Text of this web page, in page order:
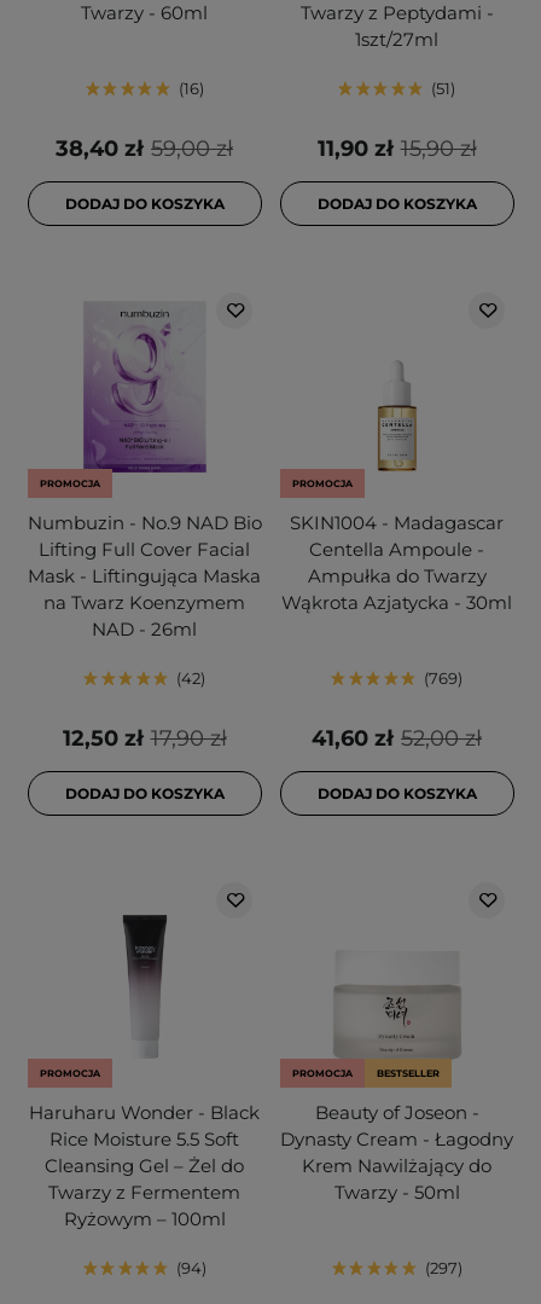
Twarzy - 60ml
16
59,00 zł
38,40 zł
DODAJ DO KOSZYKA
Twarzy z Peptydami -
1szt/27ml
51
15,90 zł
11,90 zł
DODAJ DO KOSZYKA
PROMOCJA
Numbuzin - No.9 NAD Bio
Lifting Full Cover Facial
Mask - Liftingująca Maska
na Twarz Koenzymem
NAD - 26ml
42
17,90 zł
12,50 zł
DODAJ DO KOSZYKA
PROMOCJA
SKIN1004 - Madagascar
Centella Ampoule -
Ampułka do Twarzy
Wąkrota Azjatycka - 30ml
769
52,00 zł
41,60 zł
DODAJ DO KOSZYKA
PROMOCJA
Haruharu Wonder - Black
Rice Moisture 5.5 Soft
Cleansing Gel – Żel do
Twarzy z Fermentem
Ryżowym – 100ml
94
PROMOCJA BESTSELLER
Beauty of Joseon -
Dynasty Cream - Łagodny
Krem Nawilżający do
Twarzy - 50ml
297